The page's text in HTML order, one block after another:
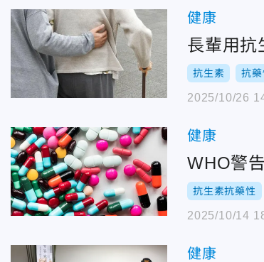
健康
長輩用抗
抗生素 抗藥
2025/10/26
健康
WHO警
抗生素抗藥性
2025/10/14
健康